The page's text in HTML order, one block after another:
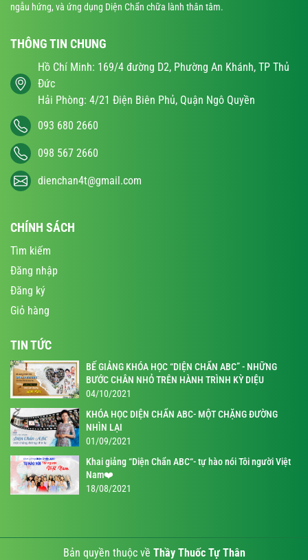
ngẫu hứng, và ứng dụng Diện Chẩn chữa lành thân tâm.
THÔNG TIN CHUNG
Hồ Chí Minh: 169/4 đường D2, Phường An Khánh, TP Thủ
Đức
Hải Phòng: 4/21 Điện Biên Phủ, Quận Ngô Quyền
093 680 2660
098 567 2660
dienchan4t@gmail.com
CHÍNH SÁCH
Tìm kiếm
Đăng nhập
Đăng ký
Giỏ hàng
TIN TỨC
BẾ GIẢNG KHÓA HỌC “DIỆN CHẨN ABC” - NHỮNG
BƯỚC CHÂN NHỎ TRÊN HÀNH TRÌNH KỲ DIỆU
04/10/2021
KHÓA HỌC DIỆN CHẨN ABC- MỘT CHẶNG ĐƯỜNG
NHÌN LẠI
01/09/2021
Khai giảng “Diện Chẩn ABC“- tự hào nói Tôi người Việt
Nam❤️
18/08/2021
Bản quyền thuộc về Thầy Thuốc Tự Thân